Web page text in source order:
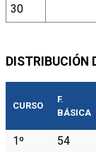
30
DISTRIBUCIÓN
CURSO
F.
BÁSICA
1º 54